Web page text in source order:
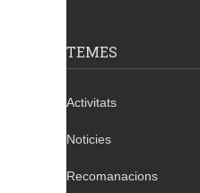
TEMES
Activitats
Noticies
Recomanacions